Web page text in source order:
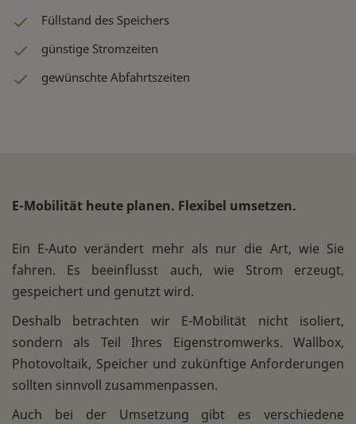
Füllstand des Speichers
günstige Stromzeiten
gewünschte Abfahrtszeiten
E-Mobilität heute planen. Flexibel umsetzen.
Ein E-Auto verändert mehr als nur die Art, wie Sie
fahren. Es beeinflusst auch, wie Strom erzeugt,
gespeichert und genutzt wird.
Deshalb betrachten wir E-Mobilität nicht isoliert,
sondern als Teil Ihres Eigenstromwerks. Wallbox,
Photovoltaik, Speicher und zukünftige Anforderungen
sollten sinnvoll zusammenpassen.
Auch bei der Umsetzung gibt es verschiedene